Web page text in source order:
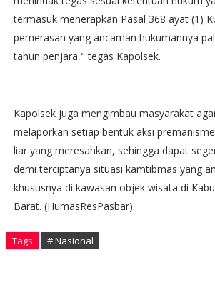
termasuk menerapkan Pasal 368 ayat (1)
pemerasan yang ancaman hukumannya
tahun penjara," tegas Kapolsek.
Kapolsek juga mengimbau masyarakat
melaporkan setiap bentuk aksi
liar yang meresahkan, sehingga dapat
demi terciptanya situasi kamtibmas yang
khususnya di kawasan objek wisata di
Barat. (HumasResPasbar)
Tags # Nasional